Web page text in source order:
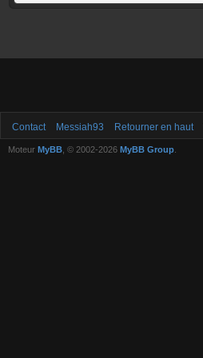
Contact Messiah93 Retourner en haut
Moteur MyBB , © 2002-2026 MyBB Group